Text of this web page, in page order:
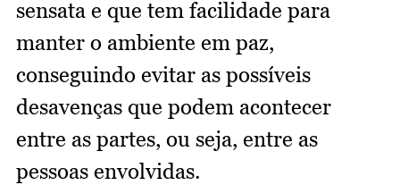
sensata e que tem facilidade para
manter o ambiente em paz,
conseguindo evitar as possíveis
desavenças que podem acontecer
entre as partes, ou seja, entre as
pessoas envolvidas.